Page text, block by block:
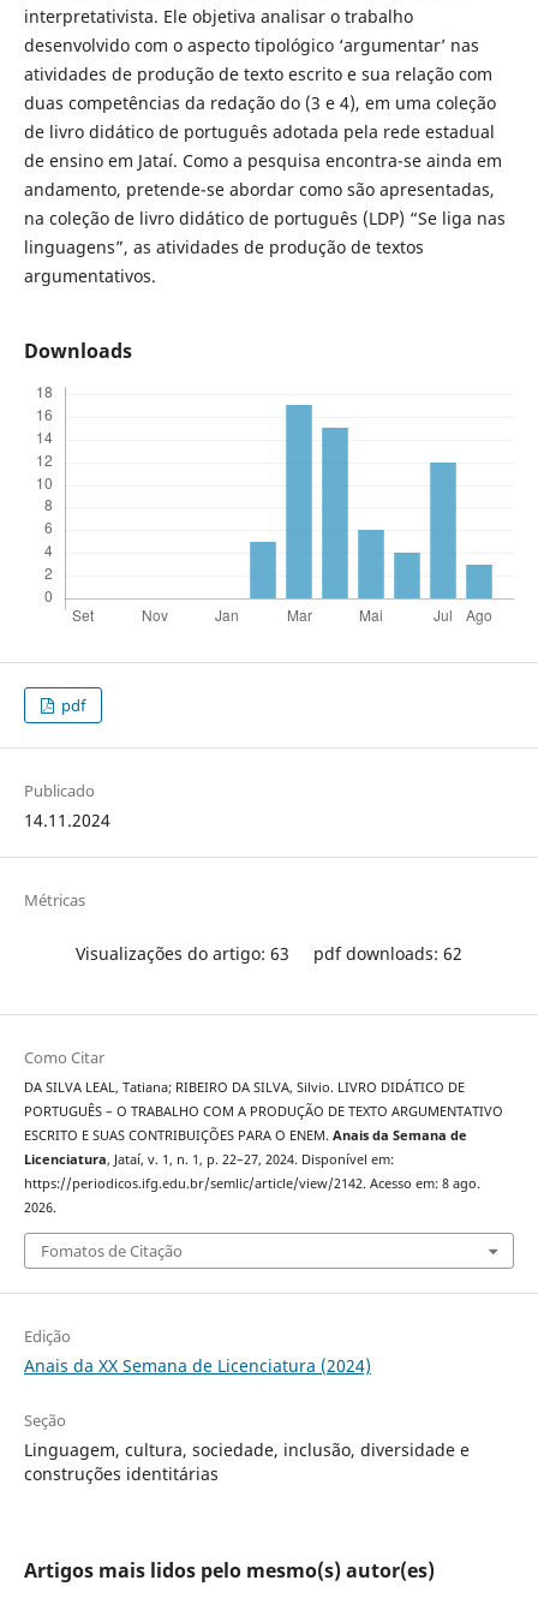
interpretativista. Ele objetiva analisar o trabalho
desenvolvido com o aspecto tipológico ‘argumentar’ nas
atividades de produção de texto escrito e sua relação com
duas competências da redação do (3 e 4), em uma coleção
de livro didático de português adotada pela rede estadual
de ensino em Jataí. Como a pesquisa encontra-se ainda em
andamento, pretende-se abordar como são apresentadas,
na coleção de livro didático de português (LDP) “Se liga nas
linguagens”, as atividades de produção de textos
argumentativos.
Downloads
pdf
Publicado
14.11.2024
Métricas
Visualizações do artigo: 63 pdf downloads: 62
Como Citar
DA SILVA LEAL, Tatiana; RIBEIRO DA SILVA, Silvio. LIVRO DIDÁTICO DE
PORTUGUÊS – O TRABALHO COM A PRODUÇÃO DE TEXTO ARGUMENTATIVO
ESCRITO E SUAS CONTRIBUIÇÕES PARA O ENEM. Anais da Semana de
Licenciatura, Jataí, v. 1, n. 1, p. 22–27, 2024. Disponível em:
https://periodicos.ifg.edu.br/semlic/article/view/2142. Acesso em: 8 ago.
2026.
Fomatos de Citação
Edição
Anais da XX Semana de Licenciatura (2024)
Seção
Linguagem, cultura, sociedade, inclusão, diversidade e
construções identitárias
Artigos mais lidos pelo mesmo(s) autor(es)